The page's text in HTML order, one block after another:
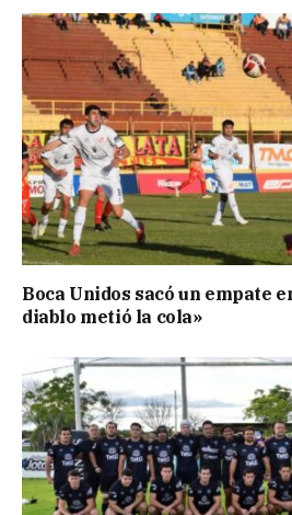
Boca Unidos sacó un empate
diablo metió la cola»